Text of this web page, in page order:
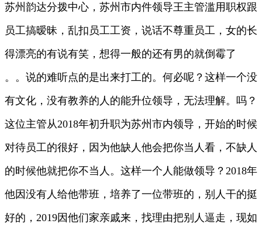
苏州韵达分拨中心，苏州市内件领导王主管滥用职权跟
员工搞暧昧，乱扣员工工资，说话不尊重员工，女的长
得漂亮的有说有笑，想得一般的还有男的就倒霉了
。。说的难听点的是出来打工的。何必呢？这样一个没
有文化，没有教养的人的能升位领导，无法理解。吗？
这位主管从2018年初升职为苏州市内领导，开始的时候
对待员工的很好，因为他缺人他会把你当人看，不缺人
的时候他就把你不当人。这样一个人能做领导？2018年
他因没有人给他带班，培养了一位带班的，别人干的挺
好的，2019因他们家亲戚来，找理由把别人逼走，现如